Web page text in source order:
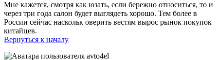
Мне кажется, смотря как юзать, если бережно относиться, то и
через три года салон будет выглядеть хорошо. Тем более в
России сейчас наскольк оверить вестям вырос рынок покупок
китайцев.
Вернуться к началу